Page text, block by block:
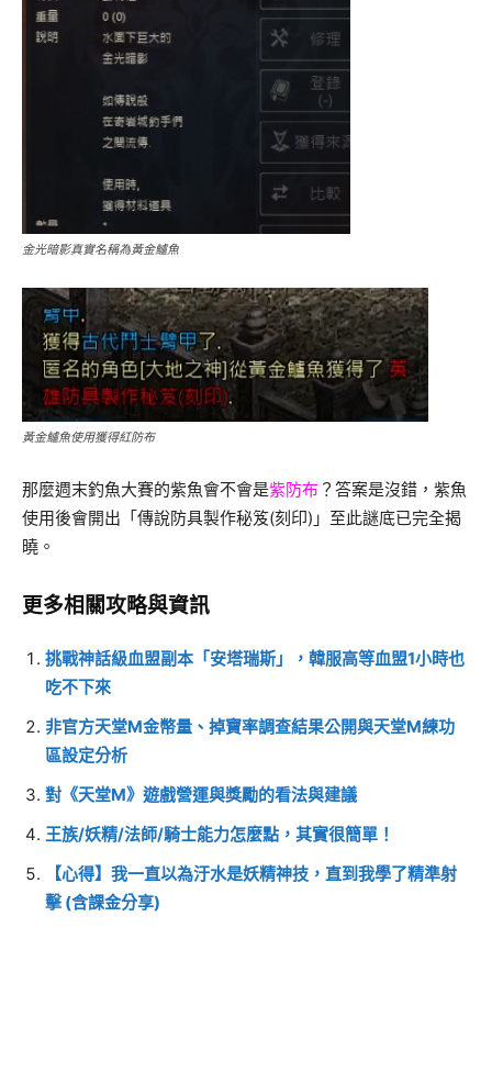
金光暗影真實名稱為黃金鱸魚
黃金鱸魚使用獲得紅防布
那麼週末釣魚大賽的紫魚會不會是紫防布 ？答案是沒錯，紫魚
使用後會開出「傳說防具製作秘笈(刻印)」至此謎底已完全揭
曉。
更多相關攻略與資訊
挑戰神話級血盟副本「安塔瑞斯」，韓服高等血盟1小時也
吃不下來
非官方天堂M金幣量、掉寶率調查結果公開與天堂M練功
區設定分析
對《天堂M》遊戲營運與獎勵的看法與建議
王族/妖精/法師/騎士能力怎麼點，其實很簡單！
【心得】我一直以為汙水是妖精神技，直到我學了精準射
擊 (含課金分享)